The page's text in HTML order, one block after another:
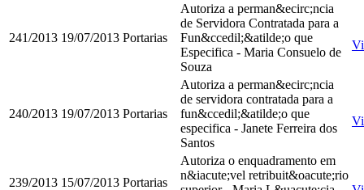
241/2013 19/07/2013 Portarias
Autoriza a perman&ecirc;ncia
de Servidora Contratada para a
Fun&ccedil;&atilde;o que
Especifica - Maria Consuelo de
Souza
240/2013 19/07/2013 Portarias
Autoriza a perman&ecirc;ncia
de servidora contratada para a
fun&ccedil;&atilde;o que
especifica - Janete Ferreira dos
Santos
239/2013 15/07/2013 Portarias
Autoriza o enquadramento em
n&iacute;vel retribuit&oacute;rio